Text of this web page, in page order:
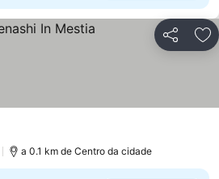
Partilhar
a 0.1 km de Centro da cidade